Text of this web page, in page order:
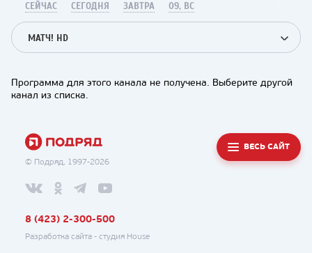
СЕЙЧАС СЕГОДНЯ ЗАВТРА 09, ВС
МАТЧ! HD
Программа для этого канала не получена. Выберите другой
канал из списка.
© Подряд, 1997-2026
ВЕСЬ САЙТ
8 (423) 2-300-500
Разработка сайта - студия House